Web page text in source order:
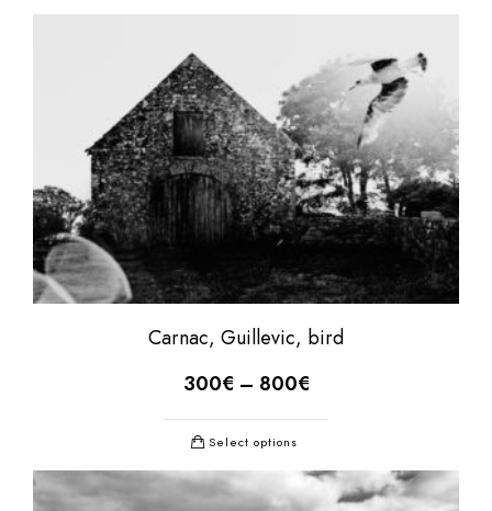
Carnac, Guillevic, bird
300€ – 800€
Select options